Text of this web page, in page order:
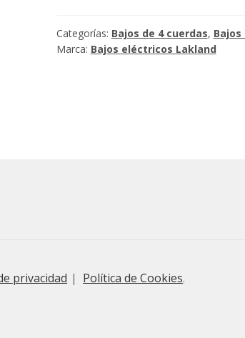
Categorías: Bajos de 4 cuerdas,
Marca: Bajos eléctricos Lakland
privacidad Política de Cookies.